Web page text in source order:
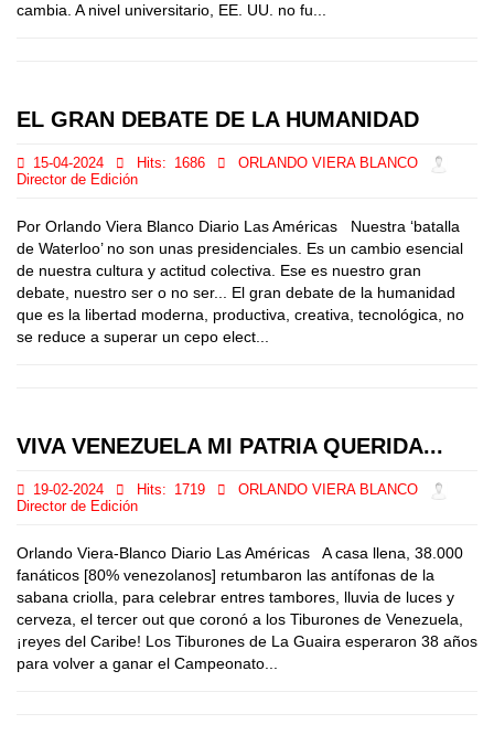
cambia. A nivel universitario, EE. UU. no fu...
EL GRAN DEBATE DE LA HUMANIDAD
15-04-2024 Hits: 1686
ORLANDO VIERA BLANCO
Director de Edición
Por Orlando Viera Blanco Diario Las Américas Nuestra ‘batalla
de Waterloo’ no son unas presidenciales. Es un cambio esencial
de nuestra cultura y actitud colectiva. Ese es nuestro gran
debate, nuestro ser o no ser... El gran debate de la humanidad
que es la libertad moderna, productiva, creativa, tecnológica, no
se reduce a superar un cepo elect...
VIVA VENEZUELA MI PATRIA QUERIDA...
19-02-2024 Hits: 1719
ORLANDO VIERA BLANCO
Director de Edición
Orlando Viera-Blanco Diario Las Américas A casa llena, 38.000
fanáticos [80% venezolanos] retumbaron las antífonas de la
sabana criolla, para celebrar entres tambores, lluvia de luces y
cerveza, el tercer out que coronó a los Tiburones de Venezuela,
¡reyes del Caribe! Los Tiburones de La Guaira esperaron 38 años
para volver a ganar el Campeonato...